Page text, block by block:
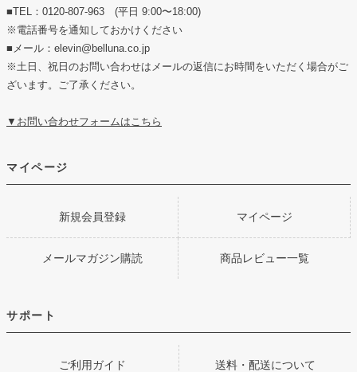
■TEL：0120-807-963 (平日 9:00〜18:00)
※電話番号を通知しておかけください
■メール：elevin@belluna.co.jp
※土日、祝日のお問い合わせはメールの返信にお時間をいただく場合がご
ざいます。ご了承ください。
▼お問い合わせフォームはこちら
マイページ
新規会員登録 マイページ
メールマガジン購読 商品レビュー一覧
サポート
ご利用ガイド 送料・配送について